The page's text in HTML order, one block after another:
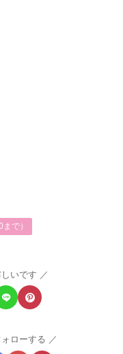
で）
いです
ローする